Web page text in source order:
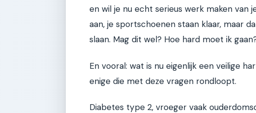
en wil je nu echt serieus werk maken van
aan, je sportschoenen staan klaar, maar
slaan. Mag dit wel? Hoe hard moet ik
En vooral: wat is nu eigenlijk een veilige
enige die met deze vragen rondloopt.
Diabetes type 2, vroeger vaak